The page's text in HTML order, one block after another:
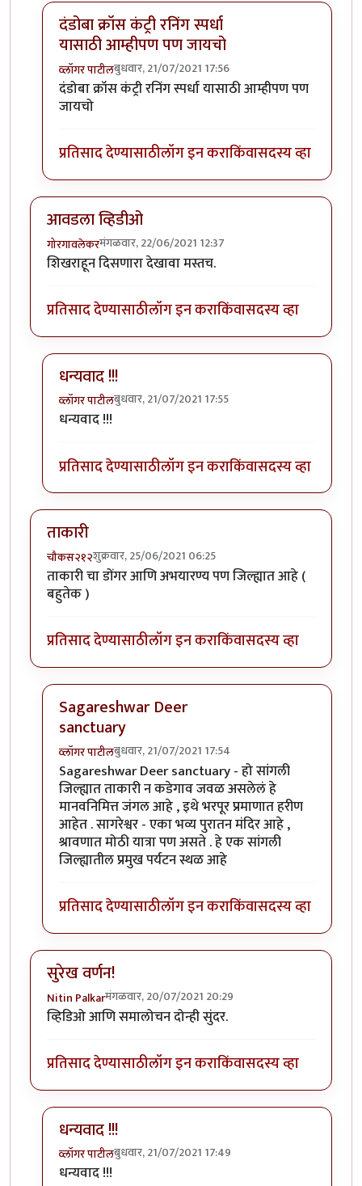
दंडोबा क्रॉस कंट्री रनिंग स्पर्धा
यासाठी आम्हीपण पण जायचो
व्लॉगर पाटीलबुधवार, 21/07/2021 17:56
In reply toमी लहान असताना सांगलीतल्याbyचावटमेला
दंडोबा क्रॉस कंट्री रनिंग स्पर्धा यासाठी आम्हीपण पण
जायचो
प्रतिसाद देण्यासाठीलॉग इन कराकिंवासदस्य व्हा
आवडला व्हिडीओ
गोरगावलेकरमंगळवार, 22/06/2021 12:37
शिखराहून दिसणारा देखावा मस्तच.
प्रतिसाद देण्यासाठीलॉग इन कराकिंवासदस्य व्हा
धन्यवाद !!!
व्लॉगर पाटीलबुधवार, 21/07/2021 17:55
In reply to
धन्यवाद !!!
प्रतिसाद देण्यासाठीलॉग इन कराकिंवासदस्य व्हा
ताकारी
चौकस२१२शुक्रवार, 25/06/2021 06:25
ताकारी चा डोंगर आणि अभयारण्य पण जिल्ह्यात आहे (
बहुतेक )
प्रतिसाद देण्यासाठीलॉग इन कराकिंवासदस्य व्हा
Sagareshwar Deer
sanctuary
व्लॉगर पाटीलबुधवार, 21/07/2021 17:54
In reply toताकारीbyचौकस२१२
Sagareshwar Deer sanctuary - हो सांगली
जिल्ह्यात ताकारी न कडेगाव जवळ असलेलं हे
मानवनिमित्त जंगल आहे , इथे भरपूर प्रमाणात हरीण
आहेत . सागरेश्वर - एका भव्य पुरातन मंदिर आहे ,
श्रावणात मोठी यात्रा पण असते . हे एक सांगली
जिल्ह्यातील प्रमुख पर्यटन स्थळ आहे
प्रतिसाद देण्यासाठीलॉग इन कराकिंवासदस्य व्हा
सुरेख वर्णन!
Nitin Palkarमंगळवार, 20/07/2021 20:29
व्हिडिओ आणि समालोचन दोन्ही सुंदर.
प्रतिसाद देण्यासाठीलॉग इन कराकिंवासदस्य व्हा
धन्यवाद !!!
व्लॉगर पाटीलबुधवार, 21/07/2021 17:49
In reply to
धन्यवाद !!!